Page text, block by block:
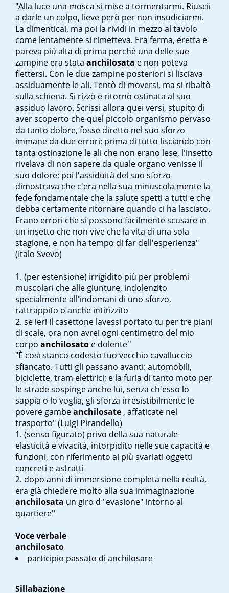
"Alla luce una mosca si mise a tormentarmi. Riuscii
a darle un colpo, lieve però per non insudiciarmi.
La dimenticai, ma poi la rividi in mezzo al tavolo
come lentamente si rimetteva. Era ferma, eretta e
pareva piú alta di prima perché una delle sue
zampine era stata anchilosata e non poteva
flettersi. Con le due zampine posteriori si lisciava
assiduamente le ali. Tentò di moversi, ma si ribaltò
sulla schiena. Si rizzò e ritornò ostinata al suo
assiduo lavoro. Scrissi allora quei versi, stupito di
aver scoperto che quel piccolo organismo pervaso
da tanto dolore, fosse diretto nel suo sforzo
immane da due errori: prima di tutto lisciando con
tanta ostinazione le ali che non erano lese, l'insetto
rivelava di non sapere da quale organo venisse il
suo dolore; poi l'assiduità del suo sforzo
dimostrava che c'era nella sua minuscola mente la
fede fondamentale che la salute spetti a tutti e che
debba certamente ritornare quando ci ha lasciato.
Erano errori che si possono facilmente scusare in
un insetto che non vive che la vita di una sola
stagione, e non ha tempo di far dell'esperienza"
(Italo Svevo)
(per estensione) irrigidito più per problemi
muscolari che alle giunture, indolenzito
specialmente all'indomani di uno sforzo,
rattrappito o anche intirizzito
se ieri il casettone lavessi portato tu per tre piani
di scale, ora non avrei ogni centimetro del mio
corpo anchilosato e dolente''
"È così stanco codesto tuo vecchio cavalluccio
sfiancato. Tutti gli passano avanti: automobili,
biciclette, tram elettrici; e la furia di tanto moto per
le strade sospinge anche lui, senza ch'esso lo
sappia o lo voglia, gli sforza irresistibilmente le
povere gambeanchilosate , affaticate nel
trasporto" (Luigi Pirandello)
(senso figurato) privo della sua naturale
elasticità e vivacità, intorpidito nelle sue capacità e
funzioni, con riferimento ai più svariati oggetti
concreti e astratti
dopo anni di immersione completa nella realtà,
era già chiedere molto alla sua immaginazione
anchilosata un giro d "evasione" intorno al
quartiere''
Voce verbale
anchilosato
participio passato di anchilosare
Sillabazione